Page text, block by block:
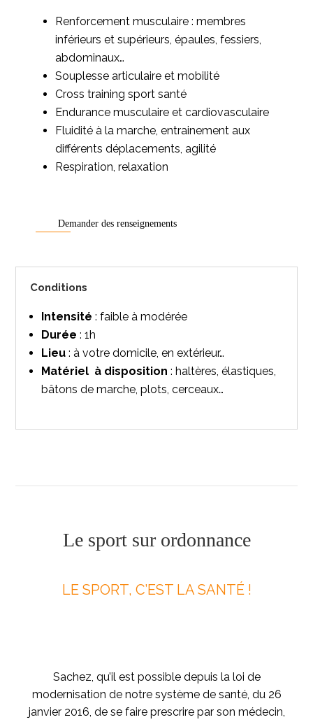
Renforcement musculaire : membres
inférieurs et supérieurs, épaules, fessiers,
abdominaux…
Souplesse articulaire et mobilité
Cross training sport santé
Endurance musculaire et cardiovasculaire
Fluidité à la marche, entrainement aux
différents déplacements, agilité
Respiration, relaxation
Demander des renseignements
Conditions
Intensité : faible à modérée
Durée : 1h
Lieu : à votre domicile, en extérieur…
Matériel à disposition: haltères, élastiques,
bâtons de marche, plots, cerceaux…
Le sport sur ordonnance
LE SPORT, C’EST LA SANTÉ !
Sachez, qu’il est possible depuis la loi de
modernisation de notre système de santé, du 26
janvier 2016, de se faire prescrire par son médecin,